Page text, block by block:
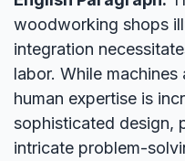
woodworking shops
integration
labor. While
human expertise is
sophisticated design,
intricate problem-